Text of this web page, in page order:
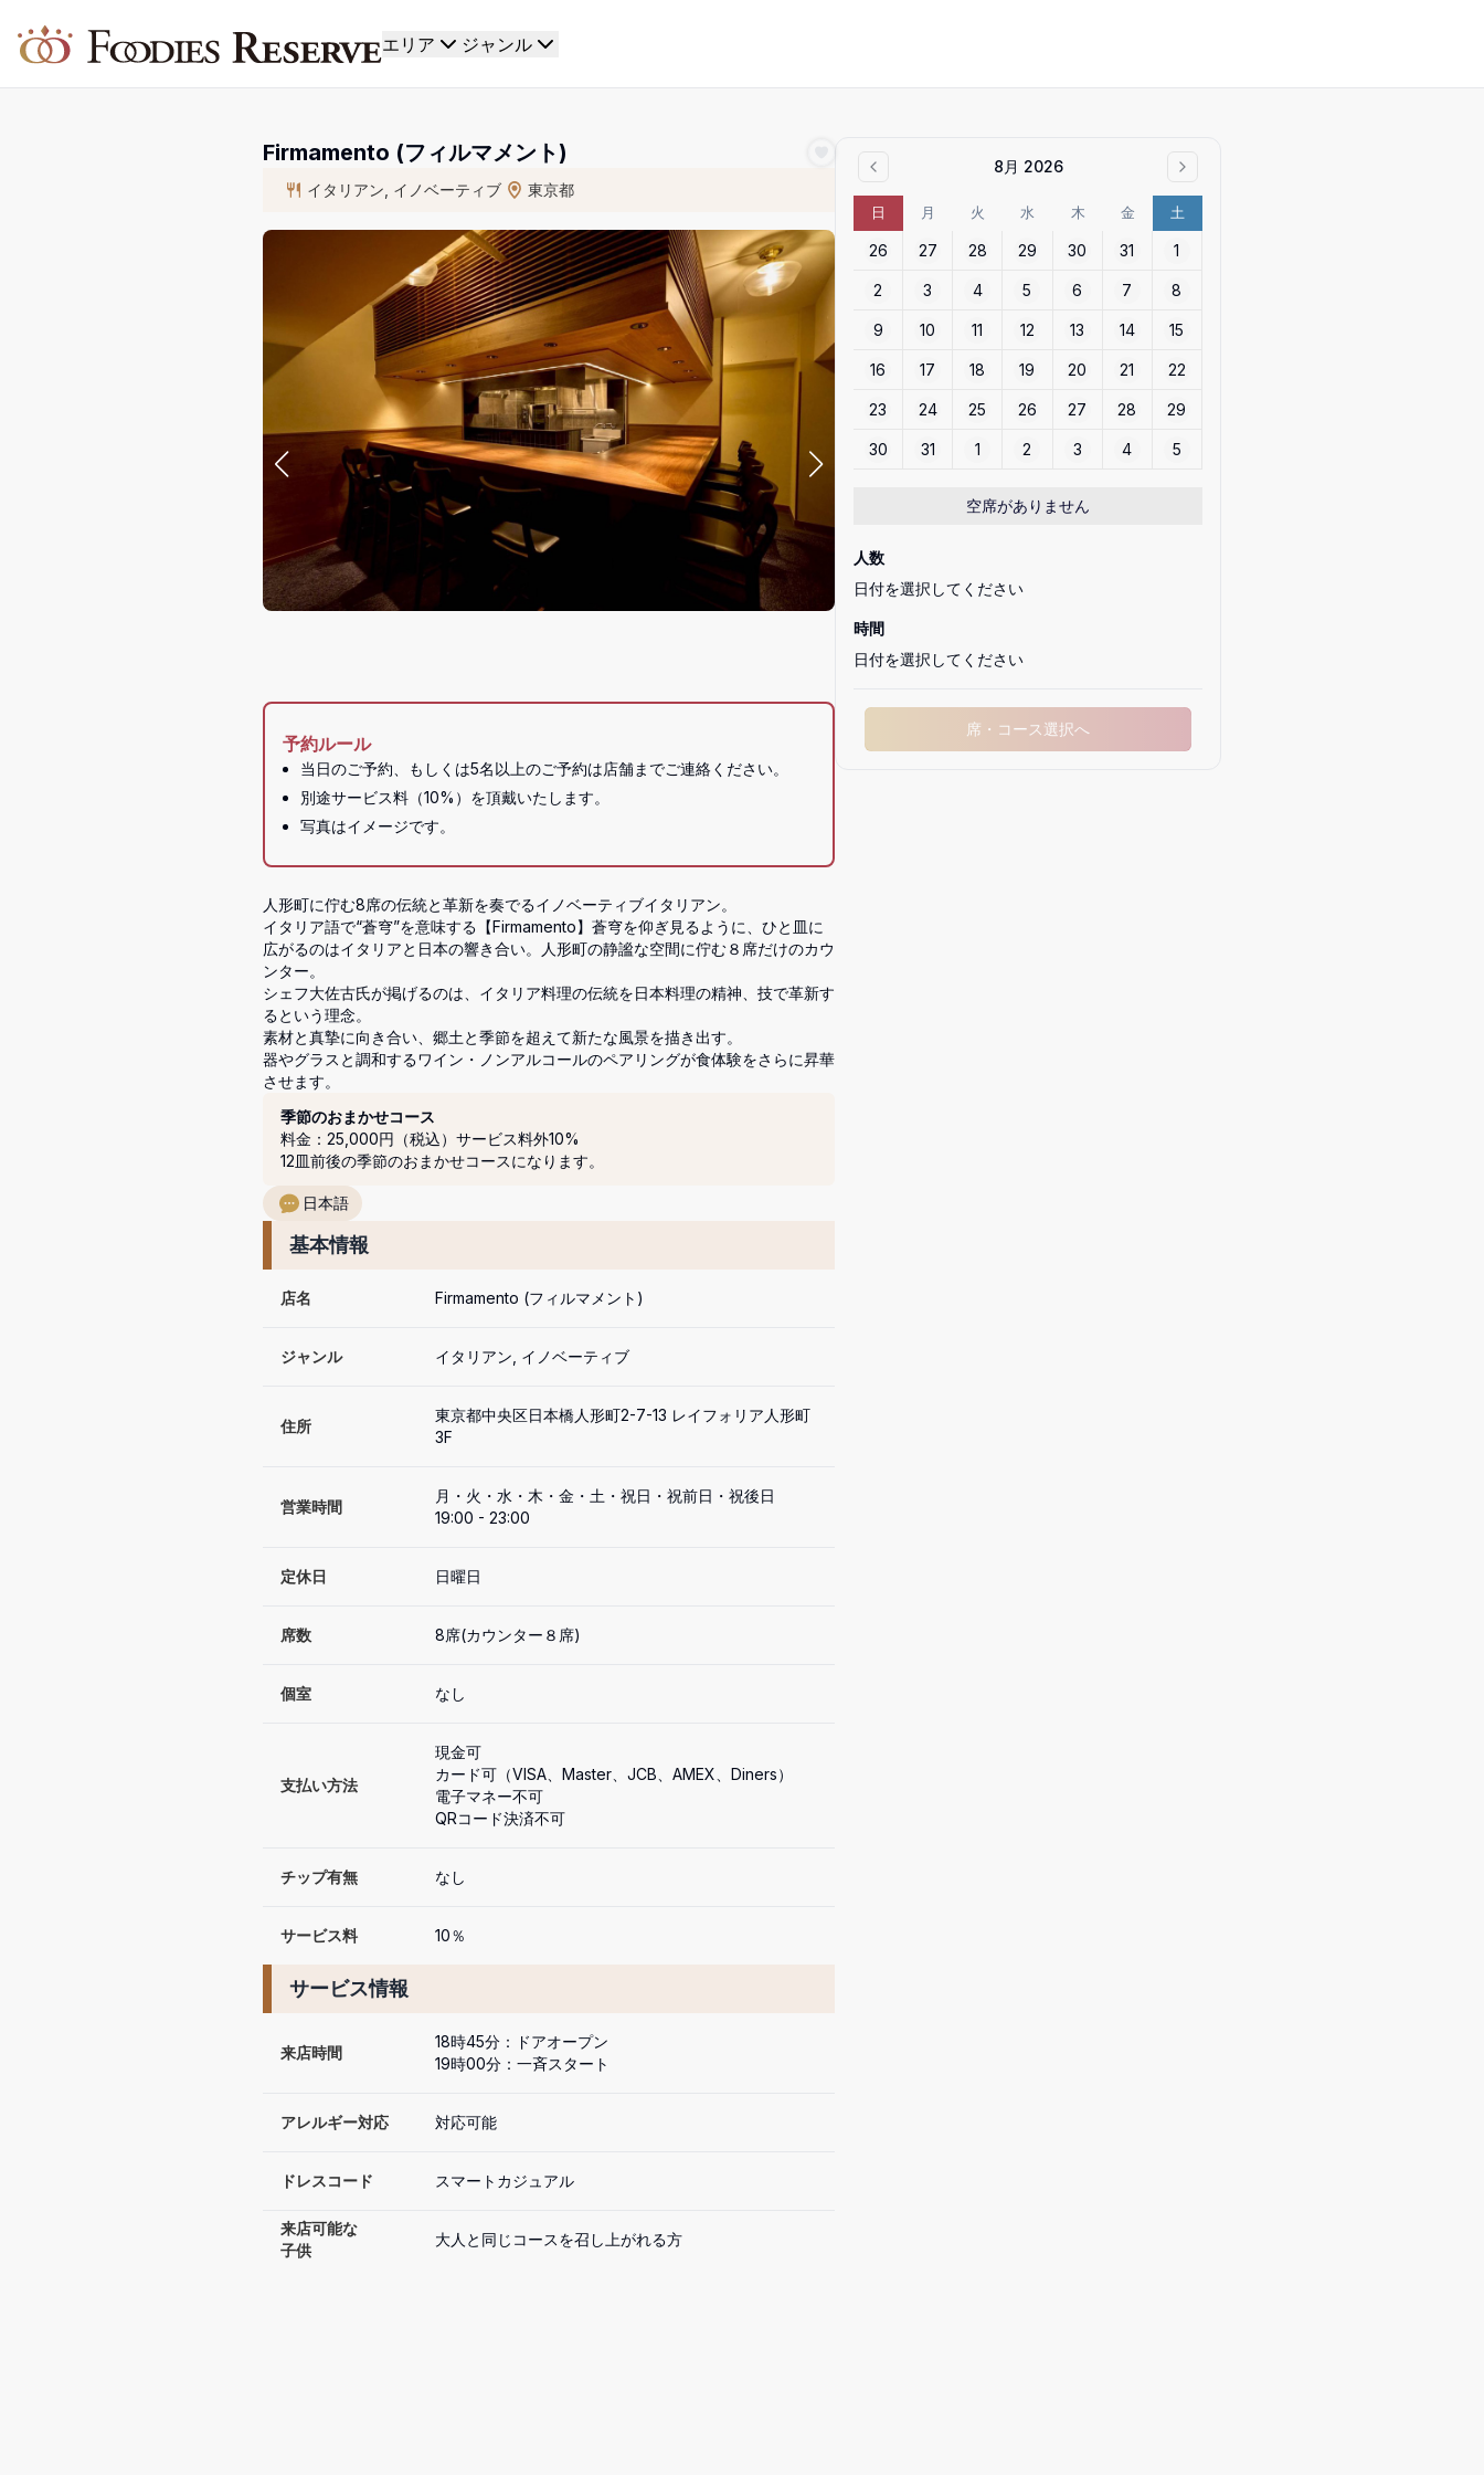
Foodies Reserve エリア ジャンル
Firmamento (フィルマメント)
イタリアン, イノベーティブ 東京都
予約ルール
当日のご予約、もしくは5名以上のご予約は店舗までご連絡ください。
写真はイメージです。
人形町に佇む8席の伝統と革新を奏でるイノベーティブイタリアン。
イタリア語で“蒼穹”を意味する【Firmamento】蒼穹を仰ぎ見るように、ひと皿に
広がるのはイタリアと日本の響き合い。人形町の静謐な空間に佇む８席だけのカウ
ンター。
シェフ大佐古氏が掲げるのは、イタリア料理の伝統を日本料理の精神、技で革新す
るという理念。
素材と真摯に向き合い、郷土と季節を超えて新たな風景を描き出す。
器やグラスと調和するワイン・ノンアルコールのペアリングが食体験をさらに昇華
させます。
季節のおまかせコース
料金：25,000円（税込） サービス料外10%
12皿前後の季節のおまかせコースになります。
日本語
基本情報
店名 Firmamento (フィルマメント)
ジャンル イタリアン, イノベーティブ
住所
東京都中央区日本橋人形町2-7-13 レイフォリア人形町
3F
営業時間
月・火・水・木・金・土・祝日・祝前日・祝後日
19:00 - 23:00
定休日 日曜日
席数 8席(カウンター８席)
個室 なし
支払い方法
現金可
カード可（VISA、Master、JCB、AMEX、Diners）
電子マネー不可
QRコード決済不可
チップ有無 なし
サービス料 10％
サービス情報
来店時間
18時45分：ドアオープン
19時00分：一斉スタート
アレルギー対応 対応可能
ドレスコード スマートカジュアル
来店可能な
子供
大人と同じコースを召し上がれる方
8月 2026
日 月 火 水 木 金 土
26 27 28 29 30 31 1
2 3 4 5 6 7 8
9 10 11 12 13 14 15
16 17 18 19 20 21 22
23 24 25 26 27 28 29
30 31 1 2 3 4 5
空席がありません
人数
日付を選択してください
時間
日付を選択してください
席・コース選択へ